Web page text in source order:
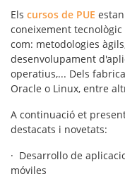
Els cursos de PUE
coneixement
com: metodologies
desenvolupament
operatius,... Dels
Oracle o Linux, entre
A continuació et
destacats i novetats:
· Desarrollo de
móviles